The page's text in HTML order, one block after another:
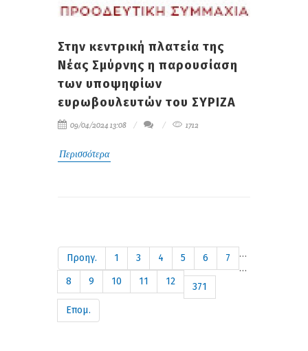
Στην κεντρική πλατεία της
Νέας Σμύρνης η παρουσίαση
των υποψηφίων
ευρωβουλευτών του ΣΥΡΙΖΑ
09/04/2024 13:08 1712
Περισσότερα
Προηγ. 1 …
3 4 5 6
7
8
9 10 11 12
…
371
Επομ.